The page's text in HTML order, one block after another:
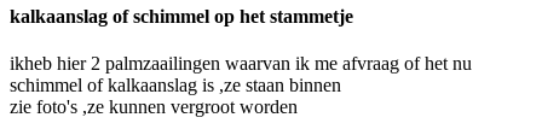
kalkaanslag of schimmel op het stammetje
ikheb hier 2 palmzaailingen waarvan ik me afvraag of het nu
schimmel of kalkaanslag is ,ze staan binnen
zie foto's ,ze kunnen vergroot worden